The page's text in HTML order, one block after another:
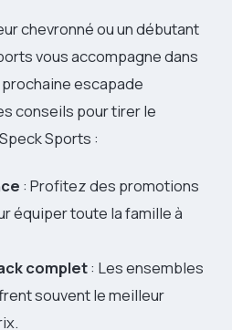
chevronné ou un débutant
vous accompagne dans
escapade
conseils pour tirer le
Sports :
: Profitez des promotions
équiper toute la famille à
complet: Les ensembles
souvent le meilleur